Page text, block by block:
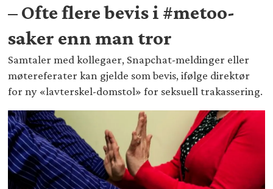
– Ofte flere bevis i #metoo-
saker enn man tror
Samtaler med kollegaer, Snapchat-meldinger eller
møtereferater kan gjelde som bevis, ifølge direktør
for ny «lavterskel-domstol» for seksuell trakassering.